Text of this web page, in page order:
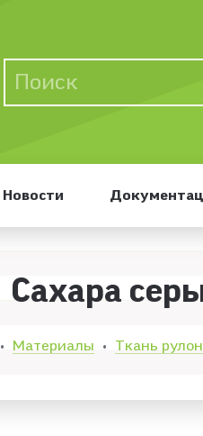
Новости
Сахара
• Материалы • Ткань